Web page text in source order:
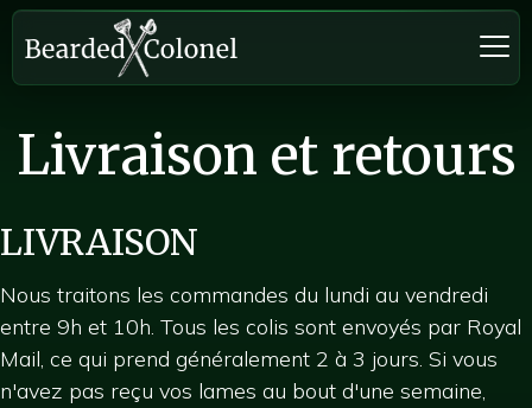
Livraison et retours
LIVRAISON
Nous traitons les commandes du lundi au vendredi
entre 9h et 10h. Tous les colis sont envoyés par Royal
Mail, ce qui prend généralement 2 à 3 jours. Si vous
n'avez pas reçu vos lames au bout d'une semaine,